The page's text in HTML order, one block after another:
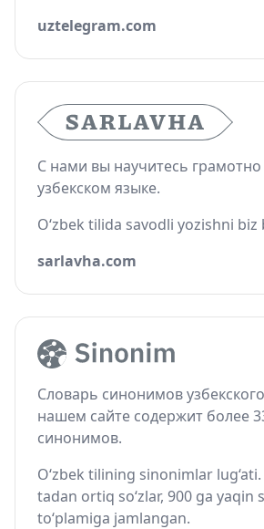
uztelegram.com
С нами вы научитесь грамотно
узбекском языке.
O‘zbek tilida savodli yozishni
sarlavha.com
Словарь синонимов
нашем сайте содержит более
синонимов.
O‘zbek tilining sinonimlar
tadan ortiq so‘zlar, 900 ga yaqin
to‘plamiga jamlangan.